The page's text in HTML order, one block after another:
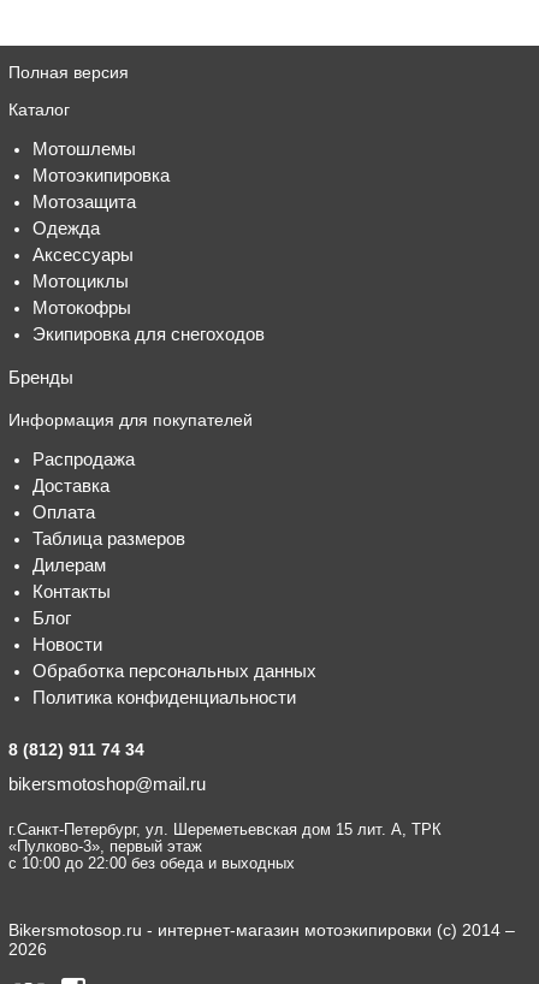
Полная версия
Каталог
Мотошлемы
Мотоэкипировка
Мотозащита
Одежда
Аксессуары
Мотоциклы
Мотокофры
Экипировка для снегоходов
Бренды
Информация для покупателей
Распродажа
Доставка
Оплата
Таблица размеров
Дилерам
Контакты
Блог
Новости
Обработка персональных данных
Политика конфиденциальности
8 (812) 911 74 34
bikersmotoshop@mail.ru
г.Санкт-Петербург, ул. Шереметьевская дом 15 лит. А, ТРК
«Пулково-3», первый этаж
с 10:00 до 22:00 без обеда и выходных
Bikersmotosop.ru - интернет-магазин мотоэкипировки (c) 2014 –
2026